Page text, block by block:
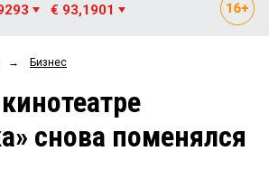
Рейтинги
Блоги
€ 93,1901
→ Бизнес
снова поменялся